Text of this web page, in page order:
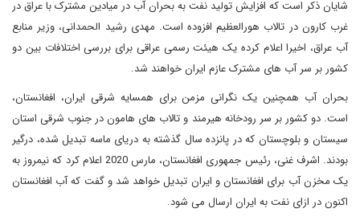
شایان ذکر است که افزایش تولید نفت به بحران آب در میادین مشترک با عراق در
غرب کارون در تالاب هورالعظیم افزوده است. مهدی رشید الحمدانی، وزیر منابع
آب عراق، اخیرا اعلام کرده یک هیئت رسمی عراقی برای بررسی اختلافات بین دو
کشور بر سر آب های مشترک عازم ایران خواهند شد.
بحران آب همچنین یک نگرانی مزمن برای همسایه شرقی ایران، افغانستان،
است. دو کشور بر سر رودخانه هیرمند و تالاب های هامون در جنوب شرقی استان
سیستان و بلوچستان که در پانزده سال گذشته به دریای ماسه تبدیل شده، درگیر
بودند. اشرف غنی، رئیس جمهوری افغانستان، مارس 2020 اعلام کرد که نیمروز به
یک مخزن آب برای افغانستان و ایران تبدیل خواهد شد و گفت که آب افغانستان
اکنون در ازای نفت به ایران ارسال می شود.